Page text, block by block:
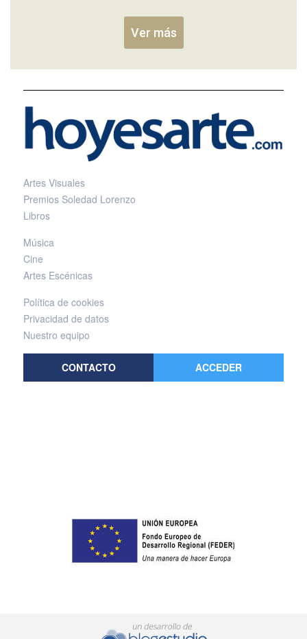
Ver más
Artes Visuales
Premios Soledad Lorenzo
Libros
Música
Cine
Artes Escénicas
Política de cookies
Privacidad de datos
Nuestro equipo
CONTACTO ACCEDER